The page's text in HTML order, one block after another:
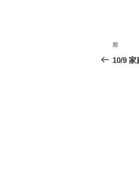
投
稿
前
の
前
10/9